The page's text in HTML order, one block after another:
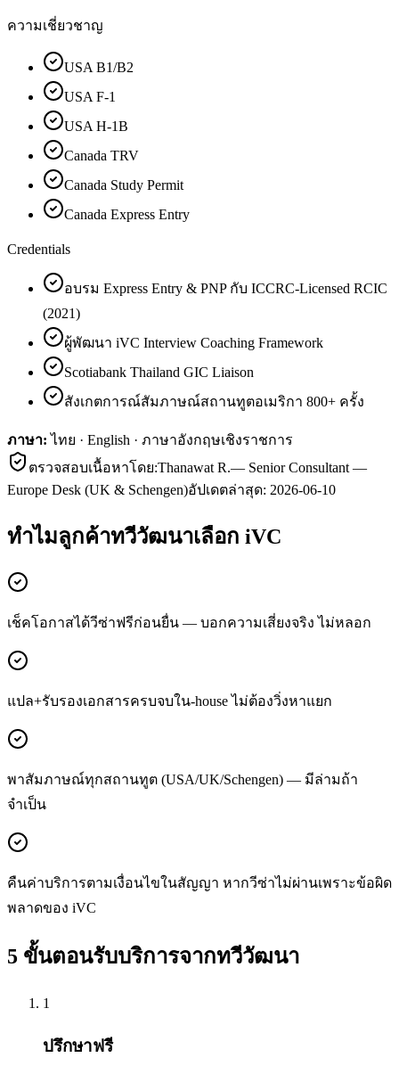
ความเชี่ยวชาญ
USA B1/B2
USA F-1
USA H-1B
Canada TRV
Canada Study Permit
Canada Express Entry
Credentials
อบรม Express Entry & PNP กับ ICCRC-Licensed RCIC
(2021)
ผู้พัฒนา iVC Interview Coaching Framework
Scotiabank Thailand GIC Liaison
สังเกตการณ์สัมภาษณ์สถานทูตอเมริกา 800+ ครั้ง
ภาษา: ไทย · English · ภาษาอังกฤษเชิงราชการ
ตรวจสอบเนื้อหาโดย:Thanawat R.— Senior Consultant —
Europe Desk (UK & Schengen)อัปเดตล่าสุด: 2026-06-10
ทำไมลูกค้าทวีวัฒนาเลือก iVC
เช็คโอกาสได้วีซ่าฟรีก่อนยื่น — บอกความเสี่ยงจริง ไม่หลอก
แปล+รับรองเอกสารครบจบใน-house ไม่ต้องวิ่งหาแยก
พาสัมภาษณ์ทุกสถานทูต (USA/UK/Schengen) — มีล่ามถ้า
จำเป็น
คืนค่าบริการตามเงื่อนไขในสัญญา หากวีซ่าไม่ผ่านเพราะข้อผิด
พลาดของ iVC
5 ขั้นตอนรับบริการจากทวีวัฒนา
1
ปรึกษาฟรี